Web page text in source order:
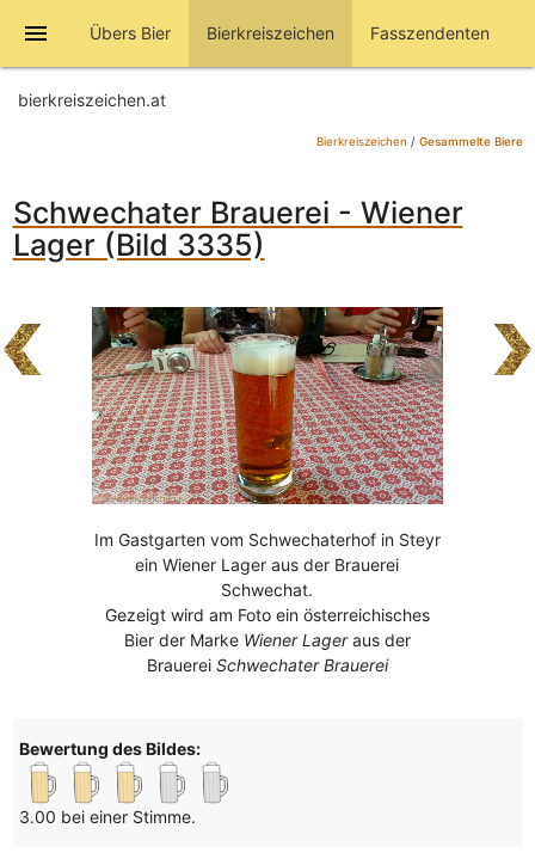
menu Übers Bier Bierkreiszeichen Fasszendenten
bierkreiszeichen.at
Bierkreiszeichen / Gesammelte Biere
Schwechater Brauerei - Wiener
Lager (Bild 3335)
Im Gastgarten vom Schwechaterhof in Steyr
ein Wiener Lager aus der Brauerei
Schwechat.
Gezeigt wird am Foto ein österreichisches
Bier der Marke Wiener Lageraus der
Brauerei Schwechater Brauerei
Bewertung des Bildes:
3.00 bei einer Stimme.